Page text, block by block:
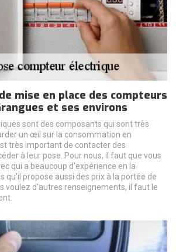
mise en place des compteurs
et ses environs
sont des composants qui sont très
un œil sur la consommation en
très important de contacter des
à leur pose. Pour nous, il faut que vous
qui a beaucoup d'expérience en la
qu'il propose aussi des prix à la portée de
voulez d'autres renseignements, il faut le